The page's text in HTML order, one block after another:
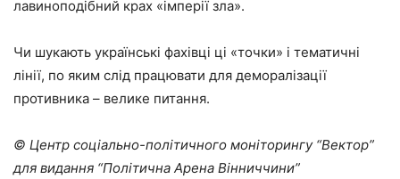
лавиноподібний крах «імперії зла».
Чи шукають українські фахівці ці «точки» і тематичні
лінії, по яким слід працювати для деморалізації
противника – велике питання.
© Центр соціально-політичного моніторингу “Вектор”
для видання “Політична Арена Вінниччини”